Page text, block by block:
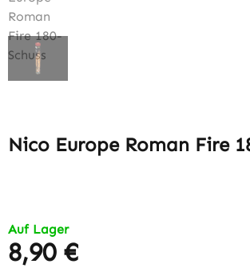
Nico Europe Roman Fire
Auf Lager
Regulärer Preis:
8,90 €